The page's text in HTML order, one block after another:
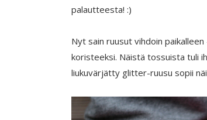
palautteesta! :)
Nyt sain ruusut vihdoin
koristeeksi. Näistä tossuista tuli
liukuvärjätty glitter-ruusu sopii